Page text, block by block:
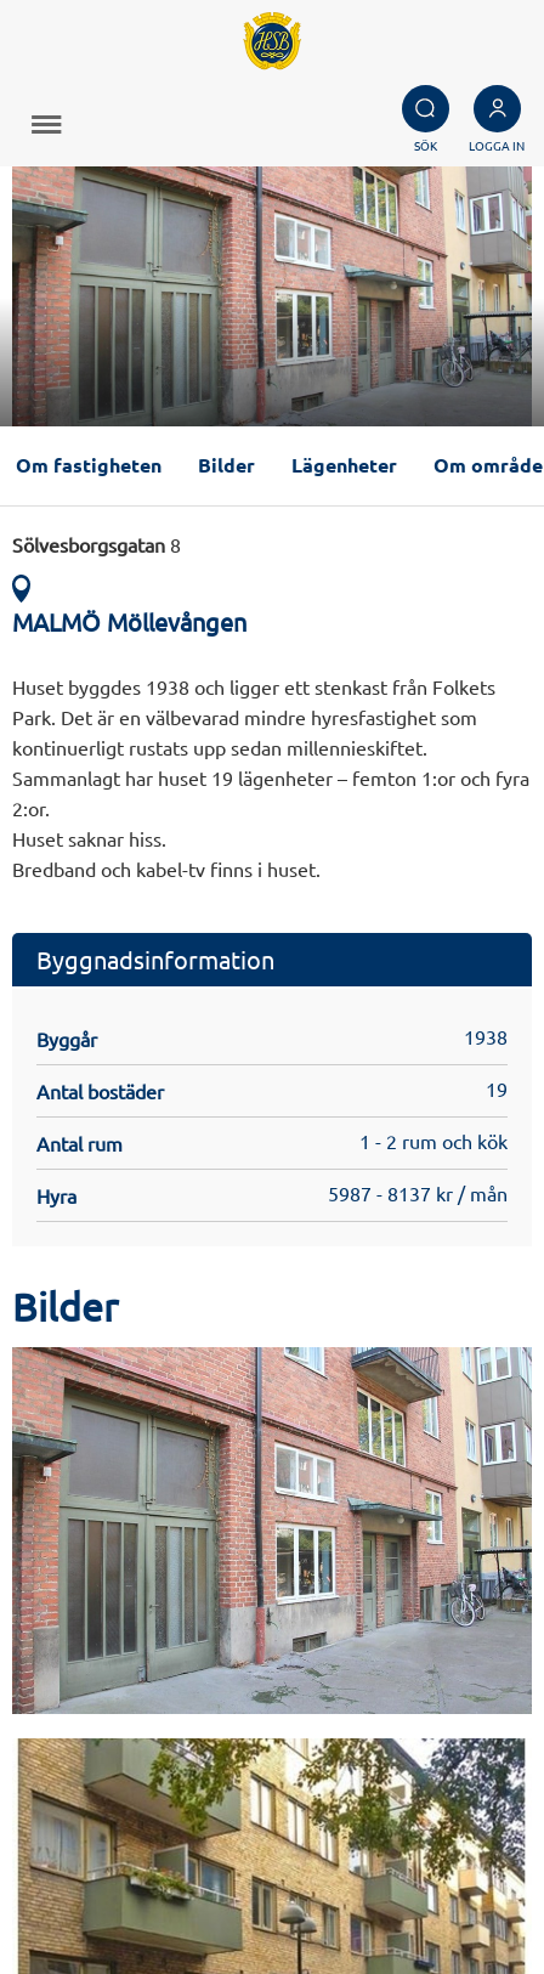
SÖK LOGGA IN
Om fastigheten Bilder Lägenheter Om
Sölvesborgsgatan 8
MALMÖ Möllevången
Huset byggdes 1938 och ligger ett stenkast från Folkets
Park. Det är en välbevarad mindre hyresfastighet som
kontinuerligt rustats upp sedan millennieskiftet.
Sammanlagt har huset 19 lägenheter – femton 1:or och fyra
2:or.
Huset saknar hiss.
Bredband och kabel-tv finns i huset.
Byggnadsinformation
Byggår 1938
Antal bostäder 19
Antal rum 1 - 2 rum och kök
Hyra 5987 - 8137 kr / mån
Bilder